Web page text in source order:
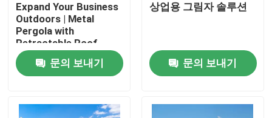
Expand Your Business
Outdoors | Metal
Pergola with
Retractable Roof
문의 보내기
상업용 그림자 솔루션
문의 보내기